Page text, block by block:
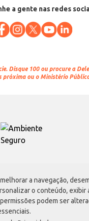
a navegação,
o conteúdo, exibir
podem ser
a gente nas redes
Disque 100 ou procure a
próxima ou o Ministério
Atacadão S.A.
6169, Vila Maria, São
| CNPJ: 75.315.333/0001-09
administrativos e